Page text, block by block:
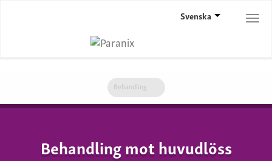
Svenska
Behandling
Behandling mot huvudlöss